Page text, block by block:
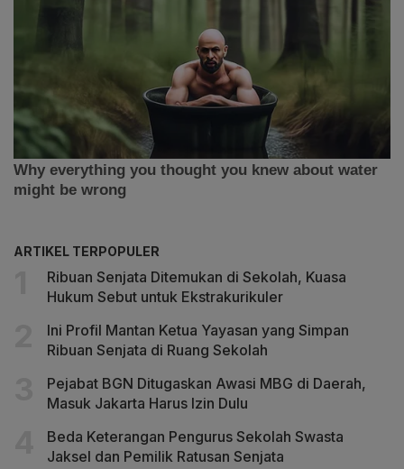
ARTIKEL TERPOPULER
Ribuan Senjata Ditemukan di Sekolah, Kuasa
Hukum Sebut untuk Ekstrakurikuler
Ini Profil Mantan Ketua Yayasan yang Simpan
Ribuan Senjata di Ruang Sekolah
Pejabat BGN Ditugaskan Awasi MBG di Daerah,
Masuk Jakarta Harus Izin Dulu
Beda Keterangan Pengurus Sekolah Swasta
Jaksel dan Pemilik Ratusan Senjata